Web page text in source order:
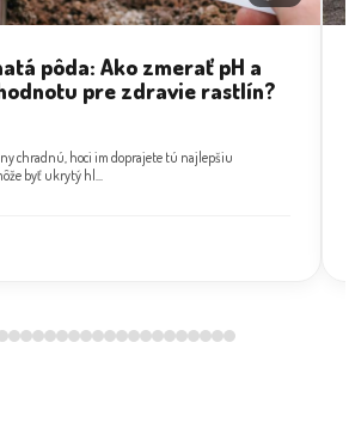
pôda: Ako zmerať pH a
pre zdravie rastlín?
chradnú, hoci im doprajete tú najlepšiu
byť ukrytý hl...